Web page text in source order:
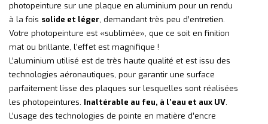
photopeinture sur une plaque en aluminium pour un rendu
à la fois solide et léger, demandant très peu d’entretien.
Votre photopeinture est «sublimée», que ce soit en finition
mat ou brillante, l’effet est magnifique !
L’aluminium utilisé est de très haute qualité et est issu des
technologies aéronautiques, pour garantir une surface
parfaitement lisse des plaques sur lesquelles sont réalisées
les photopeintures. Inaltérable au feu, à l’eau et aux UV.
L’usage des technologies de pointe en matière d’encre